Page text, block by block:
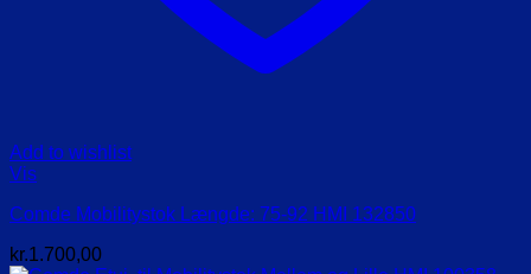
Add to wishlist
Vis
Comde Mobilitystok Længde: 75-92 HMI 132850
kr.1.700,00